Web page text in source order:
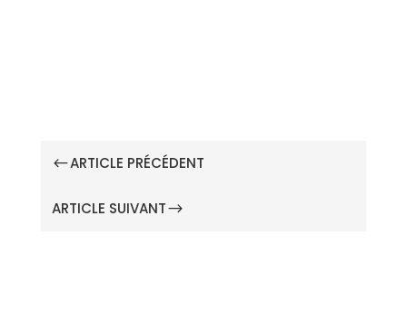
#ARTICLE PRÉCÉDENT
ARTICLE SUIVANT$